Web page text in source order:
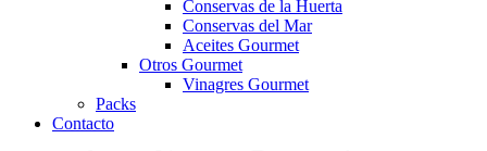
Conservas de la Huerta
Conservas del Mar
Aceites Gourmet
Otros Gourmet
Vinagres Gourmet
Packs
Contacto